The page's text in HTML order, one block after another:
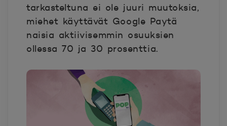
tarkasteltuna ei ole juuri muutoksia,
miehet käyttävät Google Paytä
naisia aktiivisemmin osuuksien
ollessa 70 ja 30 prosenttia.